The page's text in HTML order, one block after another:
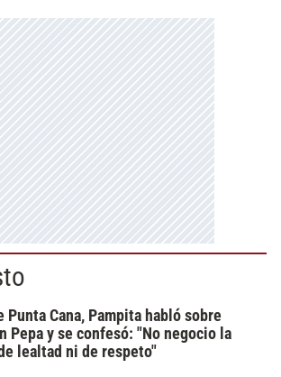
Punta Cana, Pampita habló sobre
Pepa y se confesó: "No negocio la
lealtad ni de respeto"